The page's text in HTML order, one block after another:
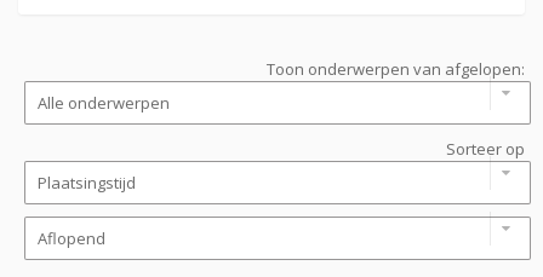
Toon onderwerpen van afgelopen:
Sorteer op